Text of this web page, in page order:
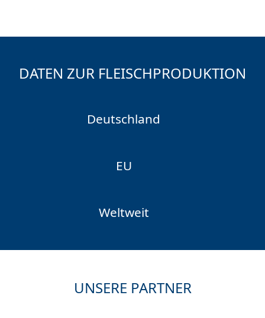
DATEN ZUR FLEISCHPRODUKTION
Deutschland
EU
Weltweit
UNSERE PARTNER